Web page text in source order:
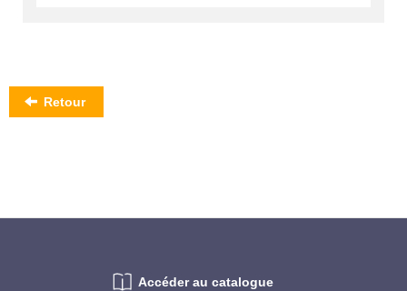
Retour
Accéder au catalogue